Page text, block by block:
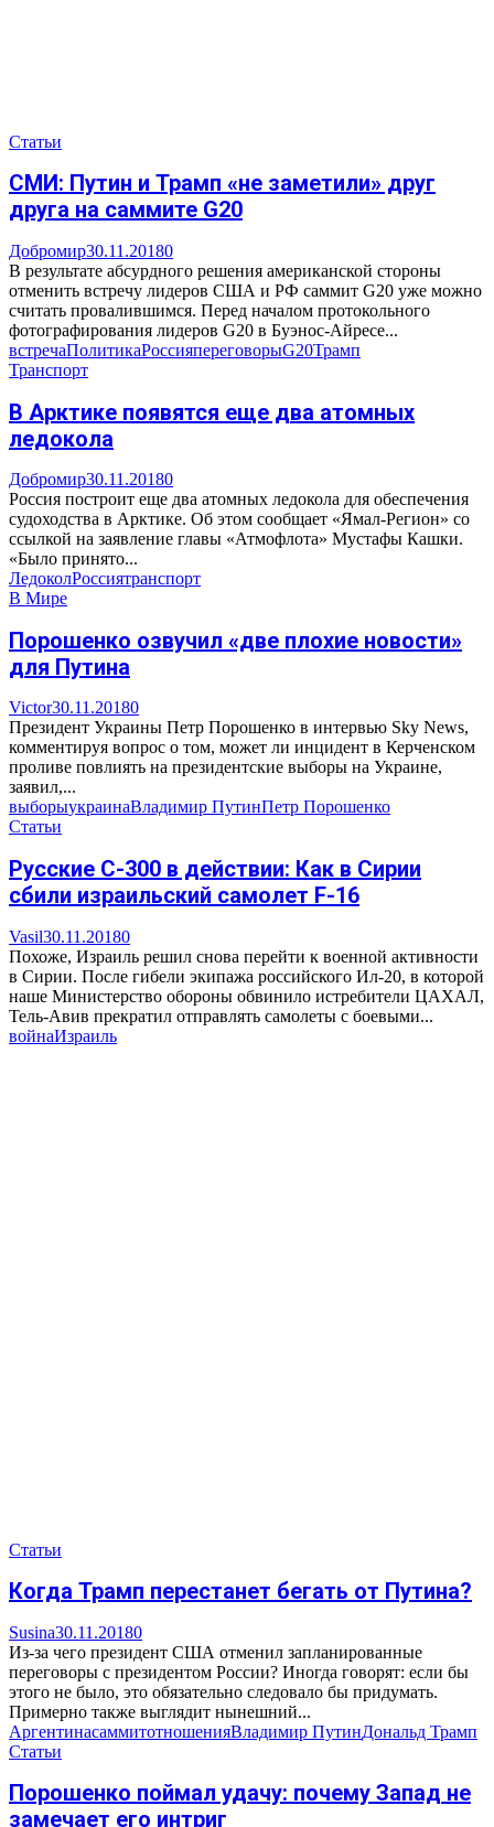
Статьи
СМИ: Путин и Трамп «не заметили» друг
друга на саммите G20
Добромир30.11.20180
В результате абсурдного решения американской стороны
отменить встречу лидеров США и РФ саммит G20 уже можно
считать провалившимся. Перед началом протокольного
фотографирования лидеров G20 в Буэнос-Айресе...
встречаПолитикаРоссияпереговорыG20Трамп
Транспорт
В Арктике появятся еще два атомных
ледокола
Добромир30.11.20180
Россия построит еще два атомных ледокола для обеспечения
судоходства в Арктике. Об этом сообщает «Ямал-Регион» со
ссылкой на заявление главы «Атмофлота» Мустафы Кашки.
«Было принято...
ЛедоколРоссиятранспорт
В Мире
Порошенко озвучил «две плохие новости»
для Путина
Victor30.11.20180
Президент Украины Петр Порошенко в интервью Sky News,
комментируя вопрос о том, может ли инцидент в Керченском
проливе повлиять на президентские выборы на Украине,
заявил,...
выборыукраинаВладимир ПутинПетр Порошенко
Статьи
Русские С-300 в действии: Как в Сирии
сбили израильский самолет F-16
Vasil30.11.20180
Похоже, Израиль решил снова перейти к военной активности
в Сирии. После гибели экипажа российского Ил-20, в которой
наше Министерство обороны обвинило истребители ЦАХАЛ,
Тель-Авив прекратил отправлять самолеты с боевыми...
войнаИзраиль
Статьи
Когда Трамп перестанет бегать от Путина?
Susina30.11.20180
Из-за чего президент США отменил запланированные
переговоры с президентом России? Иногда говорят: если бы
этого не было, это обязательно следовало бы придумать.
Примерно также выглядит нынешний...
АргентинасаммитотношенияВладимир ПутинДональд Трамп
Статьи
Порошенко поймал удачу: почему Запад не
замечает его интриг